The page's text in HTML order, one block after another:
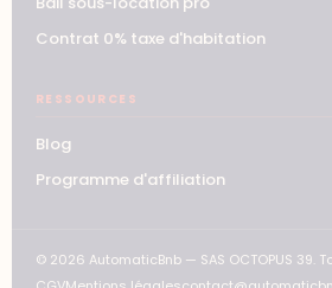
Contrat 0% taxe d'habitation
RESSOURCES
Blog
Programme d'affiliation
© 2026 AutomaticBnb — SAS OCTOPUS 39.